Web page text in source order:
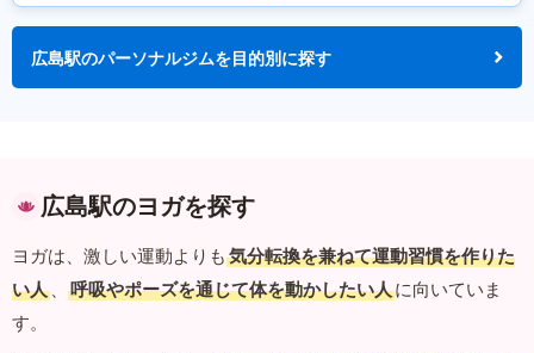
広島駅のパーソナルジムを目的別に探す
広島駅のヨガを探す
ヨガは、激しい運動よりも 気分転換を兼ねて運動習慣を作りた
い人 、 呼吸やポーズを通じて体を動かしたい人に向いていま
す。